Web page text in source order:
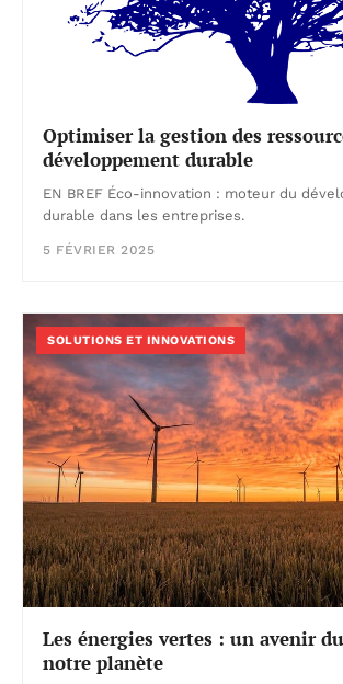
Optimiser la gestion des
développement durable
EN BREF Éco-innovation : moteur du
durable dans les entreprises.
5 FÉVRIER 2025
SOLUTIONS ET INNOVATIONS
Les énergies vertes : un avenir
notre planète